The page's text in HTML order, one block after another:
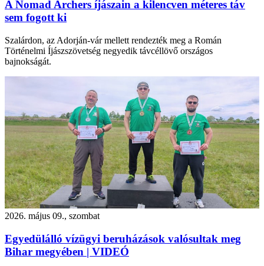
A Nomad Archers íjászain a kilencven méteres táv
sem fogott ki
Szalárdon, az Adorján-vár mellett rendezték meg a Román
Történelmi Íjászszövetség negyedik távcéllövő országos
bajnokságát.
2026. május 09., szombat
Egyedülálló vízügyi beruházások valósultak meg
Bihar megyében | VIDEÓ